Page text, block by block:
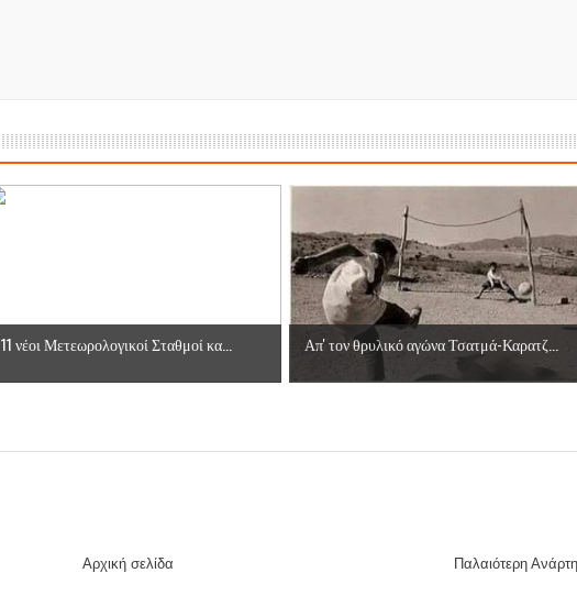
11 νέοι Μετεωρολογικοί Σταθμοί κα... Απ' τον θρυλικό αγώνα Τσατμά-Καρατζ...
Παλαιότερη
Αρχική σελίδα